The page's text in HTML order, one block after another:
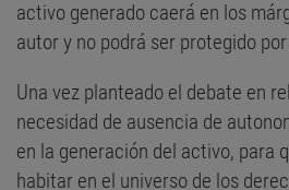
activo generado caerá en los
autor y no podrá ser protegido
Una vez planteado el debate en
necesidad de ausencia de
en la generación del activo, para
habitar en el universo de los